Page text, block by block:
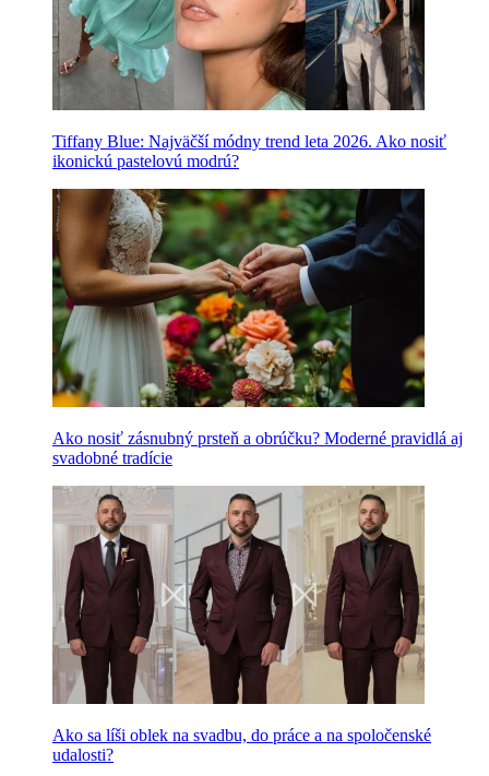
Tiffany Blue: Najväčší módny trend leta 2026. Ako nosiť
ikonickú pastelovú modrú?
Ako nosiť zásnubný prsteň a obrúčku? Moderné pravidlá aj
svadobné tradície
Ako sa líši oblek na svadbu, do práce a na spoločenské
udalosti?